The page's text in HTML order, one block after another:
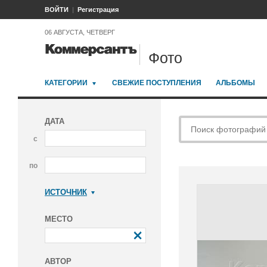
ВОЙТИ Регистрация
06 АВГУСТА, ЧЕТВЕРГ
Фото
КАТЕГОРИИ СВЕЖИЕ ПОСТУПЛЕНИЯ АЛЬБОМЫ
ДАТА
с
по
ИСТОЧНИК
МЕСТО
АВТОР